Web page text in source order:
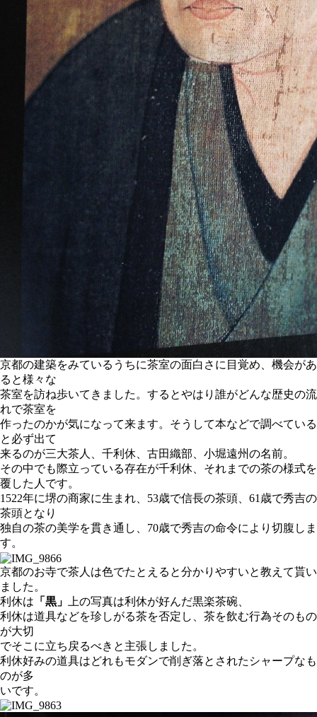
京都の建築をみているうちに茶室の面白さに目覚め、機会があ
ると様々な
茶室を訪ね歩いてきました。するとやはり誰がどんな歴史の流
れで茶室を
作ったのかが気になって来ます。そうして本などで調べている
と必ず出て
来るのが三大茶人、千利休、古田織部、小堀遠州の名前。
その中でも際立っている存在が千利休、それまでの茶の様式を
覆した人です。
1522年に堺の商家に生まれ、53歳で信長の茶頭、61歳で秀吉の
茶頭となり
独自の茶の美学を貫き通し、70歳で秀吉の命令により切腹しま
す。
京都のお寺で茶人は色でたとえると分かりやすいと教えて貰い
ました。
利休は 「黒」
上の写真は利休が好んだ黒楽茶碗、
利休は道具などを珍しがる茶を否定し、茶を飲む行為そのもの
が大切
でそこに立ち戻るべきと主張しました。
利休好みの道具はどれもモダンで削ぎ落とされたシャープなも
のが多
いです。